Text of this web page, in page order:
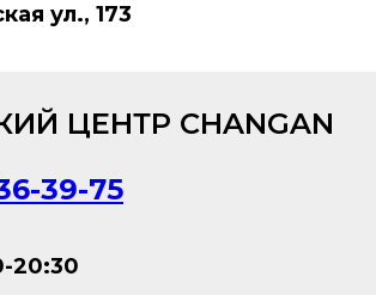
ул., 173
ЦЕНТР CHANGAN
39-75
20:30